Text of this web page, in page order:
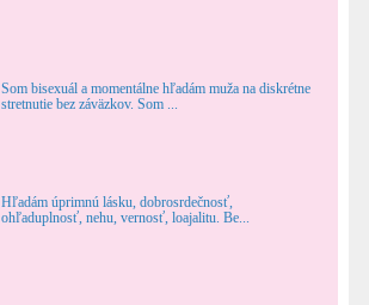
Som bisexuál a momentálne hľadám muža na diskrétne
stretnutie bez záväzkov. Som ...
Hľadám úprimnú lásku, dobrosrdečnosť,
ohľaduplnosť, nehu, vernosť, loajalitu. Be...